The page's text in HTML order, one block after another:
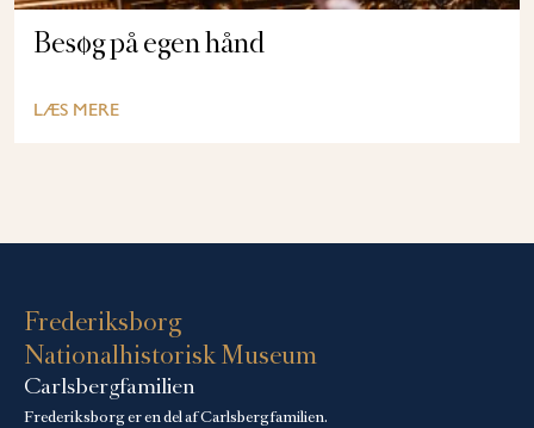
Besøg på egen hånd
LÆS MERE
Frederiksborg
Nationalhistorisk Museum
Carlsbergfamilien
Frederiksborg er en del af Carlsbergfamilien.